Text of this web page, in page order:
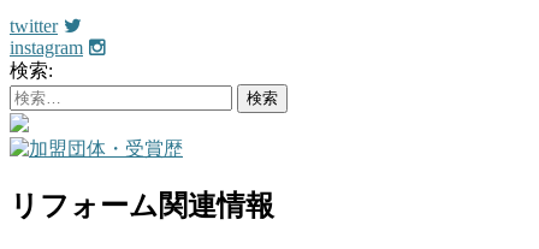
twitter
instagram
検索:
リフォーム関連情報